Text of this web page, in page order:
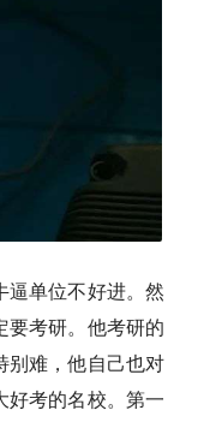
逼单位不好进。然
要考研。他考研的
别难，他自己也对
好考的名校。第一